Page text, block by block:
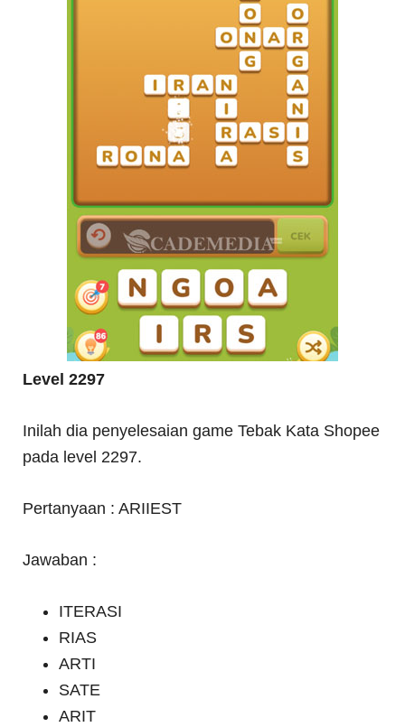
Level 2297
Inilah dia penyelesaian game Tebak Kata Shopee
pada level 2297.
Pertanyaan : ARIIEST
Jawaban :
ITERASI
RIAS
ARTI
SATE
ARIT